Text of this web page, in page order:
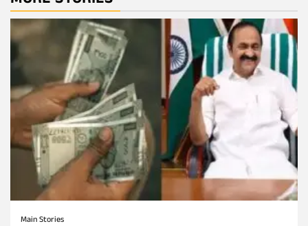
Main Stories